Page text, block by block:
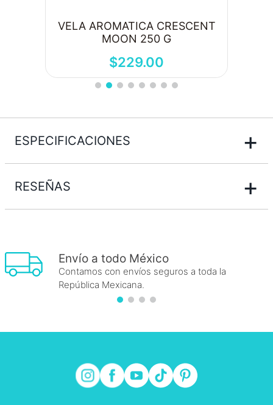
VELA AROMATICA CRESCENT
MOON 250 G
$229.00
ESPECIFICACIONES +
RESEÑAS +
Envío a todo México
Contamos con envíos seguros a toda la
República Mexicana.